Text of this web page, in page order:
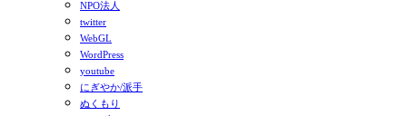
NPO法人
twitter
WebGL
WordPress
youtube
にぎやか/派手
ぬくもり